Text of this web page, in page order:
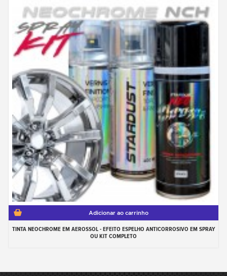
Adicionar ao carrinho
TINTA NEOCHROME EM AEROSSOL - EFEITO ESPELHO ANTICORROSIVO EM SPRAY
OU KIT COMPLETO